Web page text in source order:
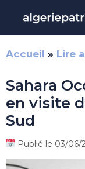
contenu
Accueil » Lire
Sahara
en visite
Sud
Publié le 03/06/